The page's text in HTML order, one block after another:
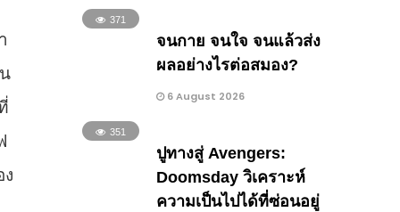
371
จนกาย จนใจ จนแล้วส่ง
ผลอย่างไรต่อสมอง?
6 August 2026
351
ปูทางสู่ Avengers:
Doomsday วิเคราะห์
ความเป็นไปได้ที่ซ่อนอยู่